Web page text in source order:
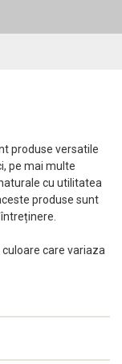
produse versatile
pe mai multe
cu utilitatea
produse sunt
care variaza